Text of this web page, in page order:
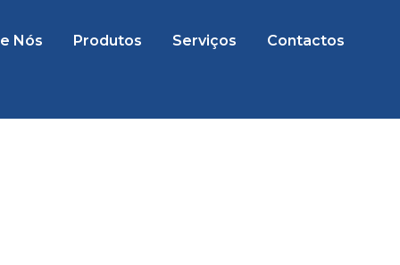
Nós Produtos Serviços Contactos